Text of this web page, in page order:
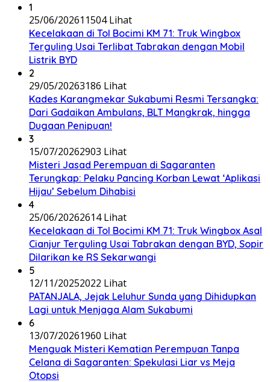
1
25/06/202611504 Lihat
Kecelakaan di Tol Bocimi KM 71: Truk Wingbox
Terguling Usai Terlibat Tabrakan dengan Mobil
Listrik BYD
2
29/05/20263186 Lihat
Kades Karangmekar Sukabumi Resmi Tersangka:
Dari Gadaikan Ambulans, BLT Mangkrak, hingga
Dugaan Penipuan!
3
15/07/20262903 Lihat
Misteri Jasad Perempuan di Sagaranten
Terungkap: Pelaku Pancing Korban Lewat ‘Aplikasi
Hijau’ Sebelum Dihabisi
4
25/06/20262614 Lihat
Kecelakaan di Tol Bocimi KM 71: Truk Wingbox Asal
Cianjur Terguling Usai Tabrakan dengan BYD, Sopir
Dilarikan ke RS Sekarwangi
5
12/11/20252022 Lihat
PATANJALA, Jejak Leluhur Sunda yang Dihidupkan
Lagi untuk Menjaga Alam Sukabumi
6
13/07/20261960 Lihat
Menguak Misteri Kematian Perempuan Tanpa
Celana di Sagaranten: Spekulasi Liar vs Meja
Otopsi